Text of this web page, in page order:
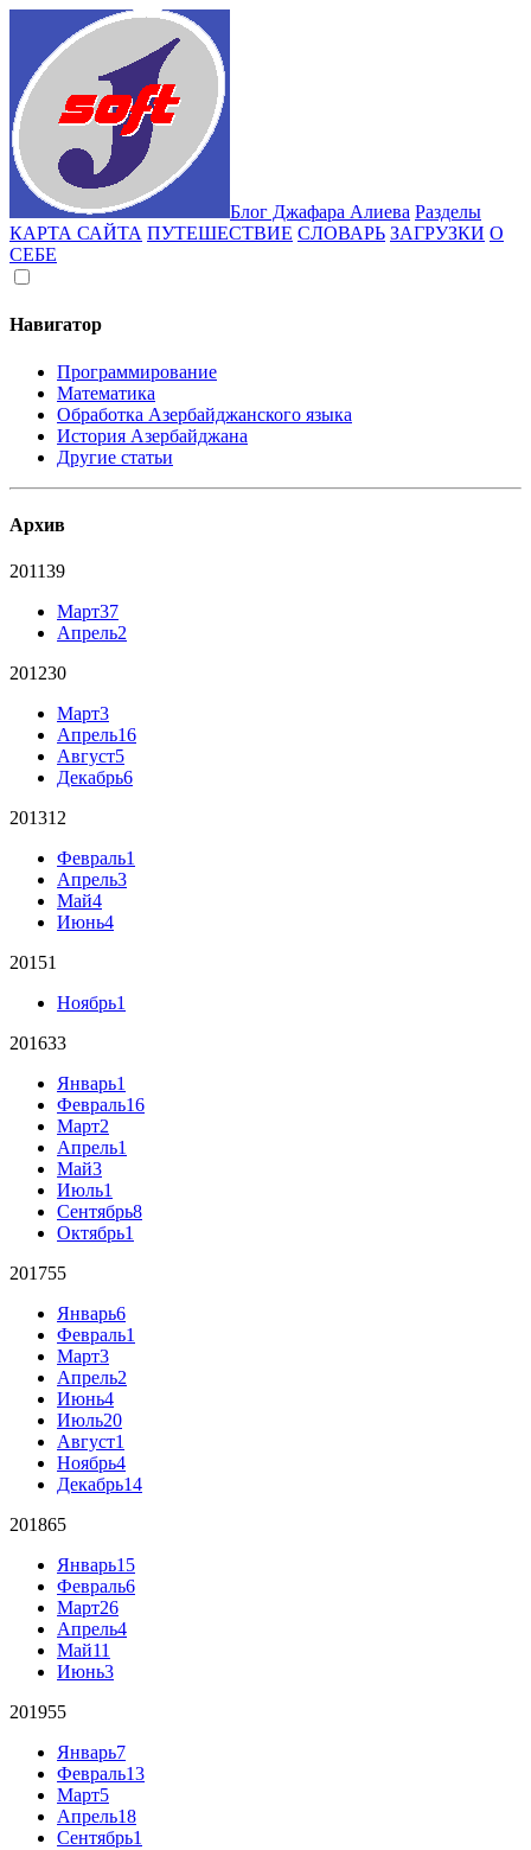
Блог Джафара Алиева Разделы
КАРТА САЙТА ПУТЕШЕСТВИЕ СЛОВАРЬ ЗАГРУЗКИ О
СЕБЕ
Навигатор
Программирование
Математика
Обработка Азербайджанского языка
История Азербайджана
Другие статьи
Архив
201139
Март37
Апрель2
201230
Март3
Апрель16
Август5
Декабрь6
201312
Февраль1
Апрель3
Май4
Июнь4
20151
Ноябрь1
201633
Январь1
Февраль16
Март2
Апрель1
Май3
Июль1
Сентябрь8
Октябрь1
201755
Январь6
Февраль1
Март3
Апрель2
Июнь4
Июль20
Август1
Ноябрь4
Декабрь14
201865
Январь15
Февраль6
Март26
Апрель4
Май11
Июнь3
201955
Январь7
Февраль13
Март5
Апрель18
Сентябрь1